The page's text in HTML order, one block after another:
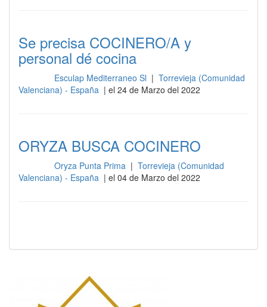
Se precisa COCINERO/A y
personal dé cocina
Esculap Mediterraneo Sl | Torrevieja (Comunidad
Valenciana) - España | el 24 de Marzo del 2022
ORYZA BUSCA COCINERO
Oryza Punta Prima | Torrevieja (Comunidad
Valenciana) - España | el 04 de Marzo del 2022